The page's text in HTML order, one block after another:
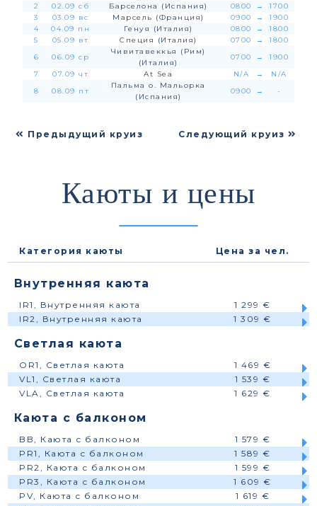
2
02.09 сб Барселона (Испания) 0800 →
1700
3
03.09 вс Марсель (Франция) 0900 →
1900
4
04.09 пн Генуя (Италия) 0800 →
1800
5
05.09 вт Специя (Италия) 0700 →
1800
6
06.09 ср
Чивитавеккья (Рим)
(Италия)
0700 →
1900
7
07.09 чт At Sea N/A →
N/A
8
08.09 пт
Пальма о. Мальорка
(Испания)
0900 → -
Предыдущий круиз Следующий круиз
Каюты и цены
Категория каюты Цена за чел.
Внутренняя каюта
IR1, Внутренняя каюта
1 299 €
IR2, Внутренняя каюта
1 309 €
Светлая каюта
OR1, Светлая каюта
1 469 €
VL1, Светлая каюта
1 539 €
VLA, Светлая каюта
1 629 €
Каюта с балконом
BB, Каюта с балконом
1 579 €
PR1, Каюта с балконом
1 589 €
PR2, Каюта с балконом
1 599 €
PR3, Каюта с балконом
1 609 €
PV, Каюта с балконом
1 619 €